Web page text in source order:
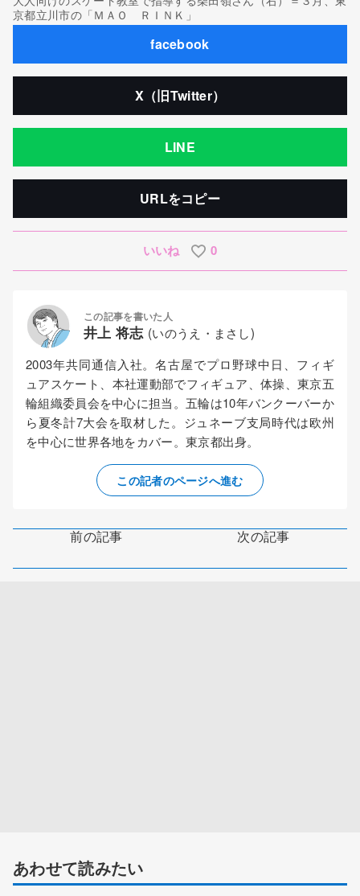
京都立川市の「ＭＡＯ ＲＩＮＫ」
facebook
X（旧Twitter）
LINE
URLをコピー
いいね 0
この記事を書いた人
井上 将志 (いのうえ・まさし)
2003年共同通信入社。名古屋でプロ野球中日、フィギ
ュアスケート、本社運動部でフィギュア、体操、東京五
輪組織委員会を中心に担当。五輪は10年バンクーバーか
ら夏冬計7大会を取材した。ジュネーブ支局時代は欧州
を中心に世界各地をカバー。東京都出身。
この記者のページへ進む
前の記事 次の記事
あわせて読みたい